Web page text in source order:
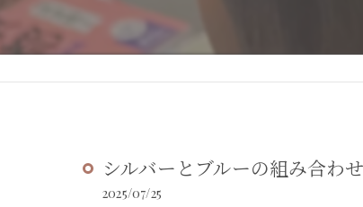
シルバーとブルーの組み合わ
2025/07/25